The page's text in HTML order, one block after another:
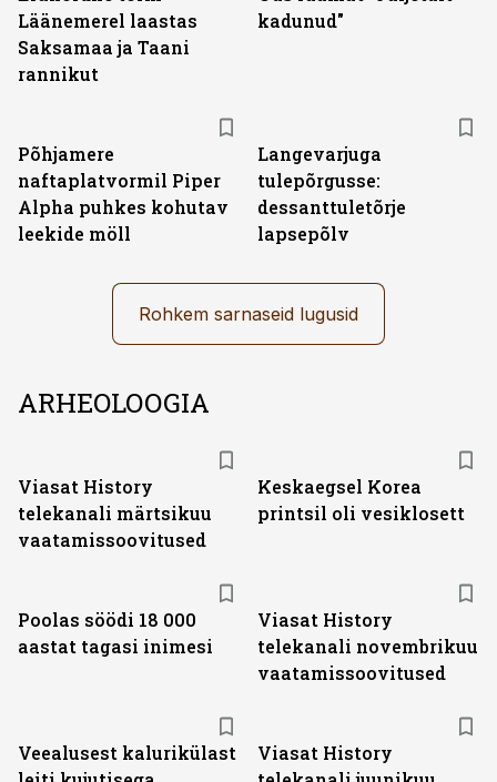
Läänemerel laastas
Saksamaa ja Taani
rannikut
kadunud"
Põhjamere
naftaplatvormil Piper
Alpha puhkes kohutav
leekide möll
Langevarjuga
tulepõrgusse:
dessanttuletõrje
lapsepõlv
Rohkem sarnaseid lugusid
ARHEOLOOGIA
Viasat History
telekanali märtsikuu
vaatamissoovitused
Keskaegsel Korea
printsil oli vesiklosett
Poolas söödi 18 000
aastat tagasi inimesi
Viasat History
telekanali novembrikuu
vaatamissoovitused
Veealusest kalurikülast
Viasat History